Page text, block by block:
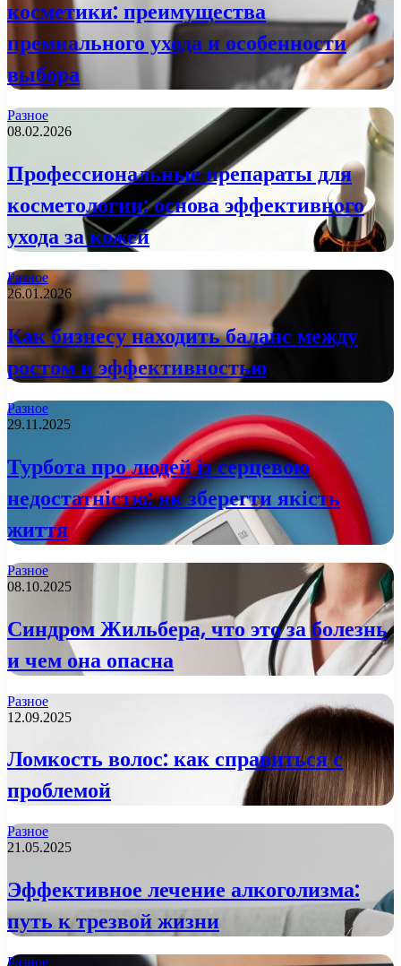
косметики: преимущества
премиального ухода и особенности
выбора
Разное
08.02.2026
Профессиональные препараты для
косметологии: основа эффективного
ухода за кожей
Разное
26.01.2026
Как бизнесу находить баланс между
ростом и эффективностью
Разное
29.11.2025
Турбота про людей із серцевою
недостатністю: як зберегти якість
життя
Разное
08.10.2025
Синдром Жильбера, что это за болезнь
и чем она опасна
Разное
12.09.2025
Ломкость волос: как справиться с
проблемой
Разное
21.05.2025
Эффективное лечение алкоголизма:
путь к трезвой жизни
Разное